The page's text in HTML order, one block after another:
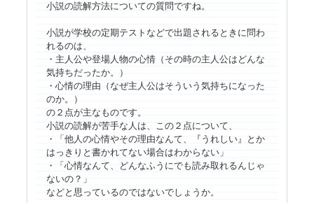
小説の読解方法についての質問ですね。
小説が学校の定期テストなどで出題されるときに問わ
れるのは、
・主人公や登場人物の心情（その時の主人公はどんな
気持ちだったか。）
・心情の理由（なぜ主人公はそういう気持ちになった
のか。）
の２点が主なものです。
小説の読解が苦手な人は、この２点について、
・「他人の心情やその理由なんて、『うれしい』とか
はっきりと書かれてない場合はわからない」
・「心情なんて、どんなふうにでも読み取れるんじゃ
ないの？」
などと思っているのではないでしょうか。